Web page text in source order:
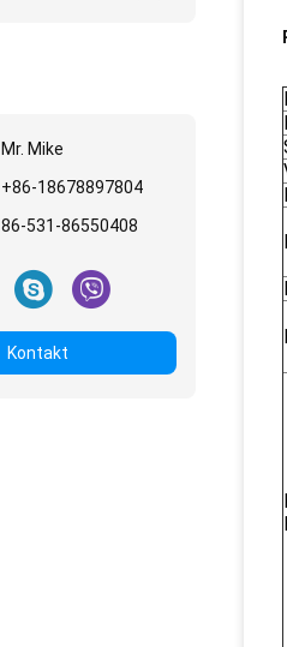
Mr. Mike
+86-18678897804
86-531-86550408
Kontakt